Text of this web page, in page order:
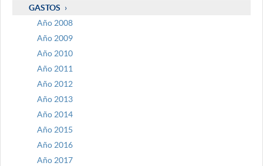
GASTOS
Año 2008
Año 2009
Año 2010
Año 2011
Año 2012
Año 2013
Año 2014
Año 2015
Año 2016
Año 2017